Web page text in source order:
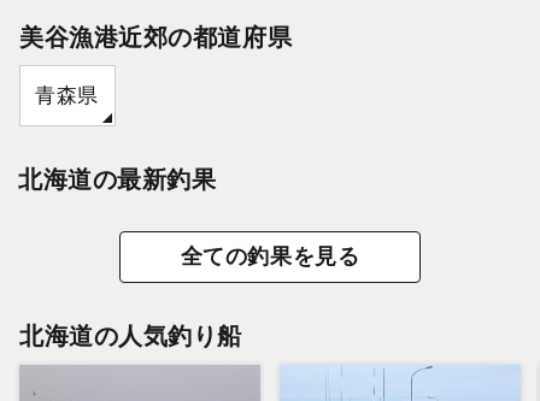
美谷漁港近郊の都道府県
青森県
北海道の最新釣果
全ての釣果を見る
北海道の人気釣り船